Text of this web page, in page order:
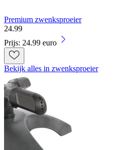
Premium zwenksproeier
24.99
Prijs: 24.99 euro
Bekijk alles in zwenksproeier